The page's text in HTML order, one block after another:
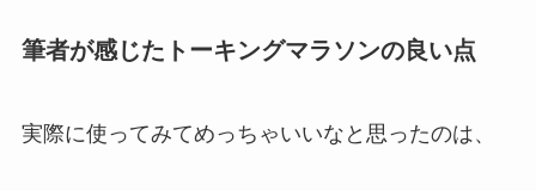
筆者が感じたトーキングマラソンの良い点
実際に使ってみてめっちゃいいなと思ったのは、